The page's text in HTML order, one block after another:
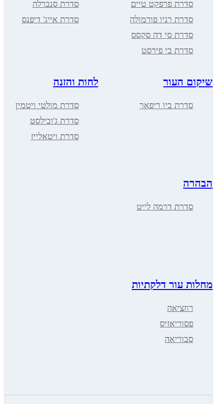
פרפקט טיים
רניו פורמולה
סי דה סקסס
בי פירסט
העור
ביו ריפאר
סדרת סנברלה
סדרת אייג' דיפנס
לחות והזנה
סדרת מולטי ויטמין
סדרת ג'ובילסט
סדרת ויטאלייז
דרמה לייט
עור דלקתיות